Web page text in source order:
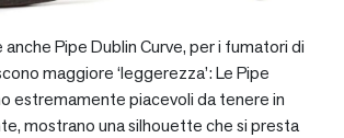
Pipe Dublin Curve, per i fumatori di
maggiore ‘leggerezza’: Le Pipe
estremamente piacevoli da tenere in
mostrano una silhouette che si presta